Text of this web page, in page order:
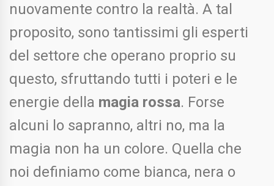
nuovamente contro la realtà. A tal
proposito, sono tantissimi gli esperti
del settore che operano proprio su
questo, sfruttando tutti i poteri e le
energie della magia rossa. Forse
alcuni lo sapranno, altri no, ma la
magia non ha un colore. Quella che
noi definiamo come bianca, nera o